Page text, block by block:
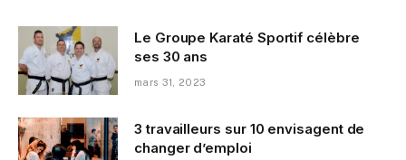
Le Groupe Karaté Sportif célèbre
ses 30 ans
mars 31, 2023
3 travailleurs sur 10 envisagent de
changer d’emploi